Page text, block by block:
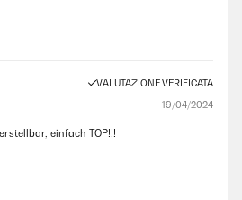
VALUTAZIONE VERIFICATA
19/04/2024
einfach TOP!!!